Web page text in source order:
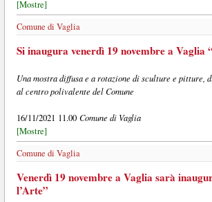
[Mostre]
Comune di Vaglia
Si inaugura venerdì 19 novembre a Vaglia
Una mostra diffusa e a rotazione di sculture e pitture,
al centro polivalente del Comune
16/11/2021 11.00 Comune di Vaglia
[Mostre]
Comune di Vaglia
Venerdì 19 novembre a Vaglia sarà
l’Arte”